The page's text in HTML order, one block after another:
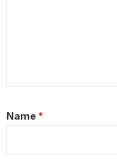
Name *